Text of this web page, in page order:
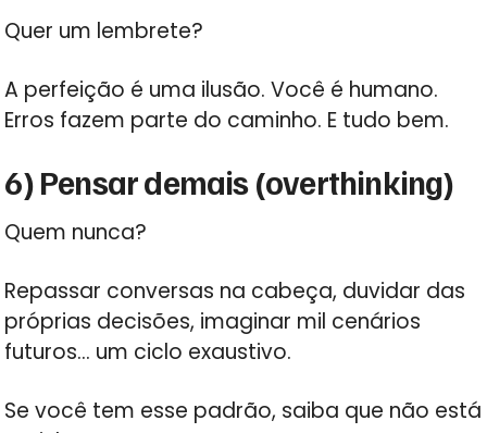
Quer um lembrete?
A perfeição é uma ilusão. Você é humano.
Erros fazem parte do caminho. E tudo bem.
6) Pensar demais (overthinking)
Quem nunca?
Repassar conversas na cabeça, duvidar das
próprias decisões, imaginar mil cenários
futuros… um ciclo exaustivo.
Se você tem esse padrão, saiba que não está